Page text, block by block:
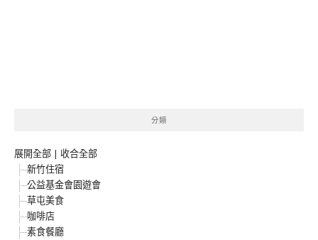
分類
展開全部 | 收合全部
新竹住宿
公益基金會園遊會
草屯美食
咖啡店
素食餐廳